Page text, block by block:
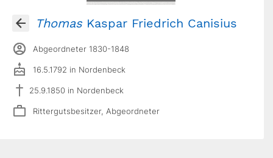
ThomasKaspar Friedrich Canisius
Abgeordneter 1830-1848
16.5.1792 in Nordenbeck
25.9.1850 in Nordenbeck
Rittergutsbesitzer, Abgeordneter